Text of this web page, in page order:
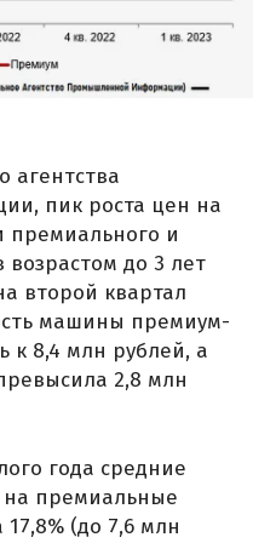
агентства
пик роста цен на
и
возрастом до 3 лет
второй квартал
машины премиум-
к 8,4 млн рублей, а
2,8 млн
года средние
на премиальные
(до 7,6 млн